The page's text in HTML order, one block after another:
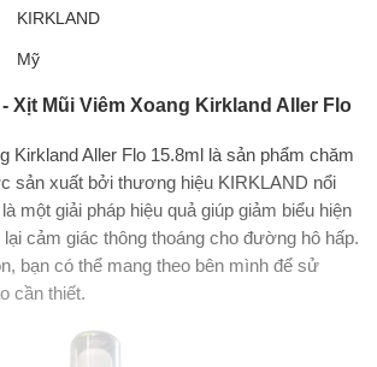
KIRKLAND
Mỹ
Xịt Mũi Viêm Xoang Kirkland Aller Flo
Kirkland Aller Flo 15.8ml là sản phẩm chăm
sản xuất bởi thương hiệu KIRKLAND nổi
một giải pháp hiệu quả giúp giảm biểu hiện
cảm giác thông thoáng cho đường hô hấp.
bạn có thể mang theo bên mình để sử
cần thiết.